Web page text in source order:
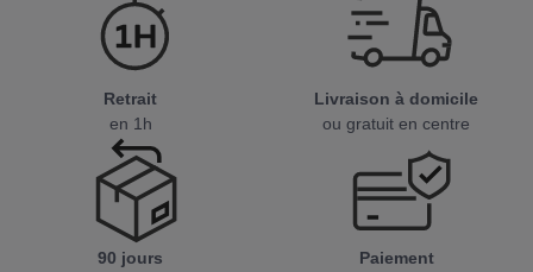
Retrait
en 1h
Livraison à domicile
ou gratuit en centre
90 jours
Paiement